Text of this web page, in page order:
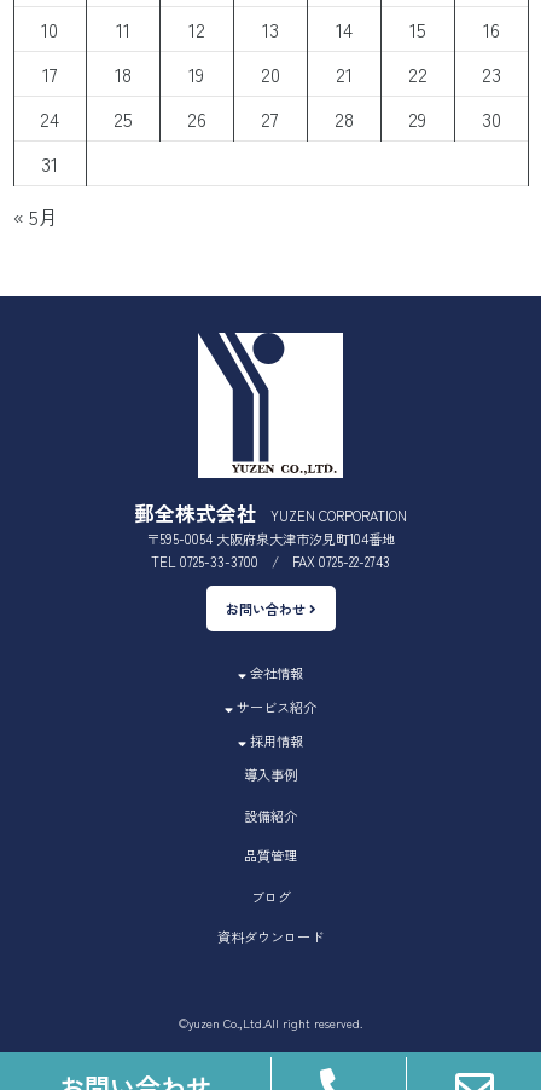
10
11 12 13 14 15
16
17
18 19 20 21 22
23
24
25 26 27 28 29
30
31
« 5月
郵全株式会社 YUZEN CORPORATION
〒595-0054 大阪府泉大津市汐見町104番地
TEL 0725-33-3700 / FAX 0725-22-2743
お問い合わせ
会社情報
サービス紹介
採用情報
導入事例
設備紹介
品質管理
ブログ
資料ダウンロード
©yuzen Co.,Ltd.All right reserved.